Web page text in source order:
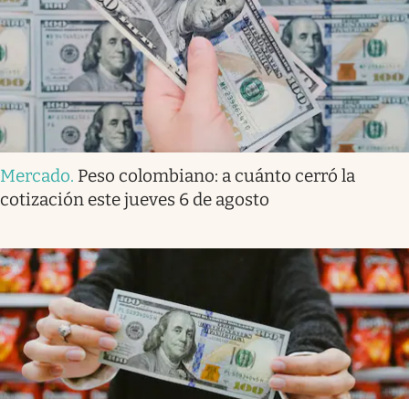
Mercado. Peso colombiano: a cuánto cerró la
cotización este jueves 6 de agosto